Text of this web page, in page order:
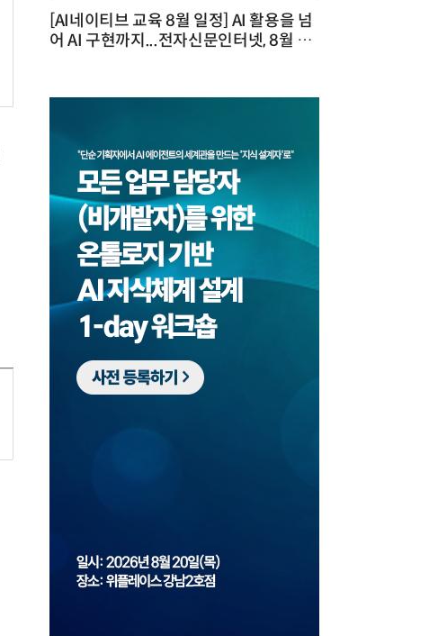
[AI네이티브 교육 8월 일정] AI 활용을 넘
어 AI 구현까지...전자신문인터넷, 8월 실